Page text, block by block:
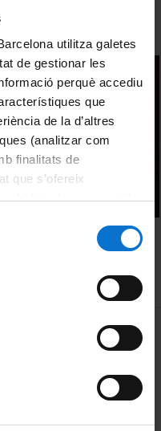
utilitza galetes
de gestionar les
perquè accediu
que
de la d’altres
(analitzar com
finalitats de
que s’ofereix
hàbits de navegació).
lloc web de la
MENÚ PEU 1
Privadesa i termes